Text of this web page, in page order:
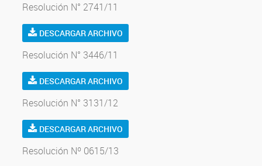
Resolución N° 2741/11
DESCARGAR ARCHIVO
Resolución N° 3446/11
DESCARGAR ARCHIVO
Resolución N° 3131/12
DESCARGAR ARCHIVO
Resolución Nº 0615/13